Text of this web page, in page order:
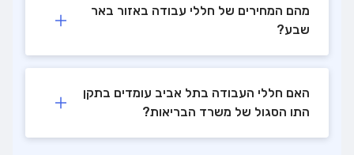
מהם המחירים של חללי עבודה באזור באר
שבע?
האם חללי העבודה בתל אביב עומדים בתקן
התו הסגול של משרד הבריאות?